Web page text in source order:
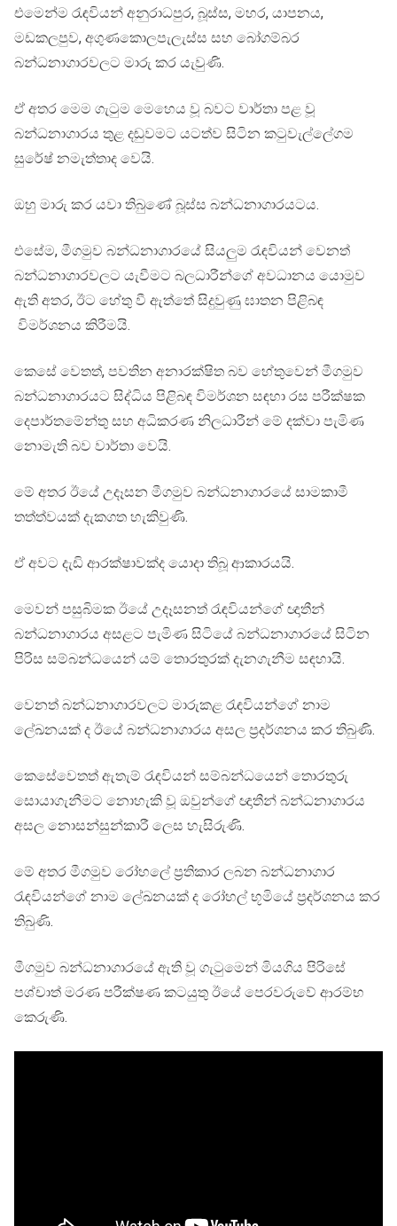
එමෙන්ම රැ ඳවියන් අනුරාධපුර, බූස්ස, මහර, යාපනය,
මඩකලපුව, අගුණකොලපැලැස්ස සහ බෝගම්බර
බන්ධනාගාරවලට මාරු කර යැවුණි.
ඒ අතර මෙම ගැටුම මෙහෙය වූ බවට වාර්තා පළ වූ
බන්ධනාගාරය තුළ දඬුවමට යටත්ව සිටින කටුවැල්ලේගම
සුරේෂ් නමැත්තාද වෙයි.
ඔහු මාරු කර යවා තිබුණේ බූස්ස බන්ධනාගාරයටය.
එසේම, මීගමුව බන්ධනාගාරයේ සියලුම රැඳවියන් වෙනත්
බන්ධනාගාරවලට යැවීමට බලධාරීන්ගේ අවධානය යොමුව
ඇති අතර, ඊට හේතු වී ඇත්තේ සිදුවුණු ඝාතන පිළිබඳ
විමර්ශනය කිරීමයි.
කෙසේ වෙතත්, පවතින අනාරක්ෂිත බව හේතුවෙන් මීගමුව
බන්ධනාගාරයට සිද්ධිය පිළිබඳ විමර්ශන සඳහා රස පරීක්ෂක
දෙපාර්තමේන්තු සහ අධිකරණ නිලධාරීන් මේ දක්වා පැමිණ
නොමැති බව වාර්තා වෙයි.
මේ අතර ඊයේ උදෑසන මීගමුව බන්ධනාගාරයේ සාමකාමී
තත්ත්වයක් දැකගත හැකිවුණි.
ඒ අවට දැඩි ආරක්ෂාවක්ද යොදා තිබූ ආකාරයයි.
මෙවන් පසුබිමක ඊයේ උදෑසනත් රැඳවියන්ගේ ඥාතීන්
බන්ධනාගාරය අසළට පැමිණ සිටියේ බන්ධනාගාරයේ සිටින
පිරිස සම්බන්ධයෙන් යම් තොරතුරක් දැනගැනීම සඳහායි.
වෙනත් බන්ධනාගාරවලට මාරුකළ රැඳවියන්ගේ නාම
ලේඛනයක් ද ඊයේ බන්ධනාගාරය අසල ප්‍රදර්ශනය කර තිබුණි.
කෙසේවෙතත් ඇතැම් රැඳවියන් සම්බන්ධයෙන් තොරතුරු
සොයාගැනීමට නොහැකි වූ ඔවුන්ගේ ඥාතීන් බන්ධනාගාරය
අසල නොසන්සුන්කාරී ලෙස හැසිරුණි.
මේ අතර මීගමුව රෝහලේ ප්‍රතිකාර ලබන බන්ධනාගාර
රැඳවියන්ගේ නාම ලේඛනයක් ද රෝහල් භූමියේ ප්‍රදර්ශනය කර
තිබුණි.
මීගමුව බන්ධනාගාරයේ ඇති වූ ගැටුමෙන් මියගිය පිරිසේ
පශ්චාත් මරණ පරීක්ෂණ කටයුතු ඊයේ පෙරවරුවේ ආරම්භ
කෙරුණි.